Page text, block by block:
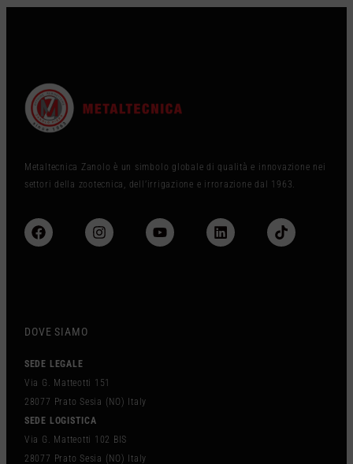
Metaltecnica Zanolo è un simbolo globale di qualità e innovazione nei
settori della zootecnica, dell’irrigazione e irrorazione dal 1963.
DOVE SIAMO
SEDE LEGALE
Via G. Matteotti 151
28077 Prato Sesia (NO) Italy
SEDE LOGISTICA
Via G. Matteotti 102 BIS
28077 Prato Sesia (NO) Italy